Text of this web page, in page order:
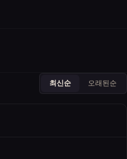
최신순 오래된순